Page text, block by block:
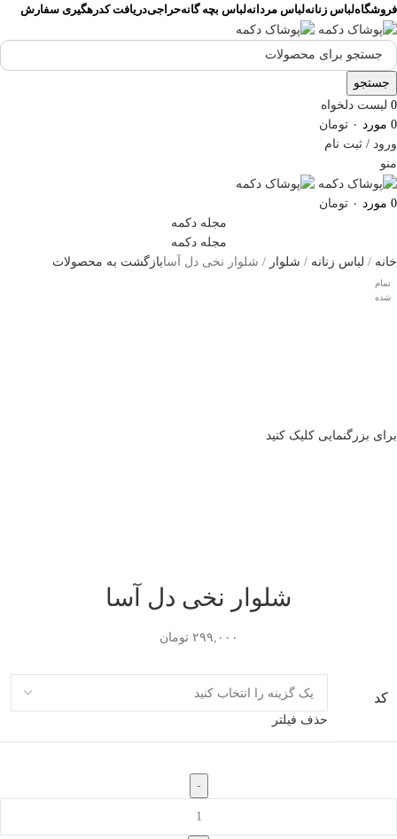
فروشگاهلباس زنانهلباس مردانهلباس بچه گانهحراجیدریافت کدرهگیری سفارش
جستجو
0 لیست دلخواه
0 مورد ۰ تومان
ورود / ثبت نام
منو
0 مورد ۰ تومان
مجله دکمه
مجله دکمه
خانه
لباس زنانه شلوار شلوار نخی دل آسابازگشت به محصولات
تمام
شده
برای بزرگنمایی کلیک کنید
شلوار نخی دل آسا
۲۹۹,۰۰۰ تومان
کد
حذف فیلتر